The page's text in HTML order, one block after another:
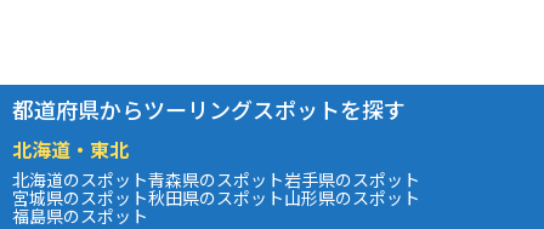
都道府県からツーリングスポットを探す
北海道・東北
北海道のスポット青森県のスポット岩手県のスポット
宮城県のスポット秋田県のスポット山形県のスポット
福島県のスポット